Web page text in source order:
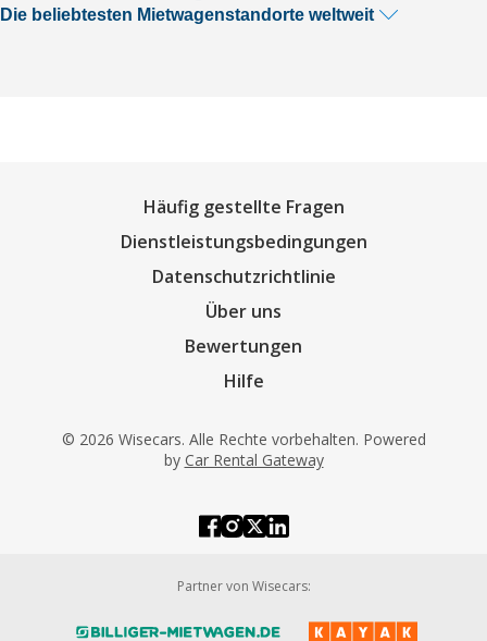
Die beliebtesten Mietwagenstandorte weltweit
Häufig gestellte Fragen
Dienstleistungsbedingungen
Datenschutzrichtlinie
Über uns
Bewertungen
Hilfe
© 2026 Wisecars. Alle Rechte vorbehalten. Powered
by Car Rental Gateway
Partner von Wisecars: